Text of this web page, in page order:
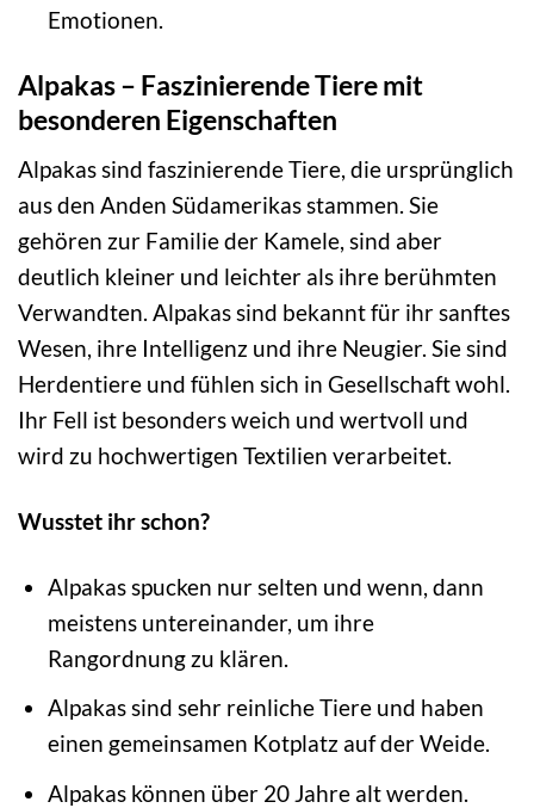
Emotionen.
Alpakas – Faszinierende Tiere mit
besonderen Eigenschaften
Alpakas sind faszinierende Tiere, die ursprünglich
aus den Anden Südamerikas stammen. Sie
gehören zur Familie der Kamele, sind aber
deutlich kleiner und leichter als ihre berühmten
Verwandten. Alpakas sind bekannt für ihr sanftes
Wesen, ihre Intelligenz und ihre Neugier. Sie sind
Herdentiere und fühlen sich in Gesellschaft wohl.
Ihr Fell ist besonders weich und wertvoll und
wird zu hochwertigen Textilien verarbeitet.
Wusstet ihr schon?
Alpakas spucken nur selten und wenn, dann
meistens untereinander, um ihre
Rangordnung zu klären.
Alpakas sind sehr reinliche Tiere und haben
einen gemeinsamen Kotplatz auf der Weide.
Alpakas können über 20 Jahre alt werden.